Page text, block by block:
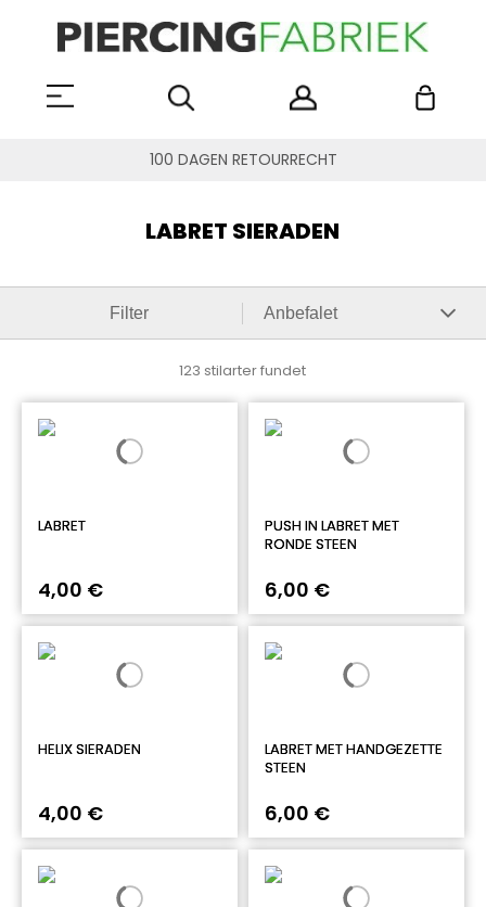
100 DAGEN RETOURRECHT
LABRET SIERADEN
Filter
123 stilarter fundet
LABRET
4,00 €
PUSH IN LABRET MET
RONDE STEEN
6,00 €
HELIX SIERADEN
4,00 €
LABRET MET HANDGEZETTE
STEEN
6,00 €